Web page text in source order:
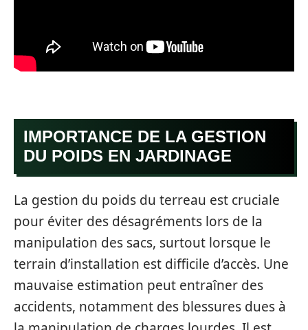
IMPORTANCE DE LA GESTION
DU POIDS EN JARDINAGE
La gestion du poids du terreau est cruciale
pour éviter des désagréments lors de la
manipulation des sacs, surtout lorsque le
terrain d’installation est difficile d’accès. Une
mauvaise estimation peut entraîner des
accidents, notamment des blessures dues à